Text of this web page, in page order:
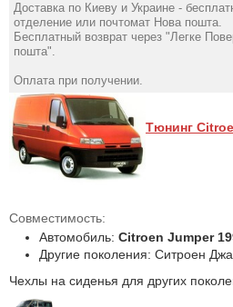
Доставка по Киеву и Украине -
отделение или почтомат Нова пошта.
Бесплатный возврат через "Легке
пошта".
Оплата при получении.
Тюнинг
Совместимость:
Автомобиль: Citroen Jumper
Другие поколения: Ситроен
Чехлы на сиденья для других